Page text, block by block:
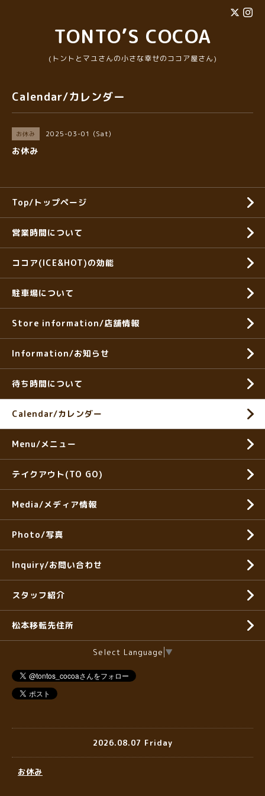
TONTO’S COCOA
(トントとマユさんの小さな幸せのココア屋さん)
Calendar/カレンダー
お休み 2025-03-01 (Sat)
お休み
Top/トップページ
営業時間について
ココア(ICE&HOT)の効能
駐車場について
Store information/店舗情報
Information/お知らせ
待ち時間について
Calendar/カレンダー
Menu/メニュー
テイクアウト(TO GO)
Media/メディア情報
Photo/写真
Inquiry/お問い合わせ
スタッフ紹介
松本移転先住所
Select Language ▼
2026.08.07 Friday
お休み